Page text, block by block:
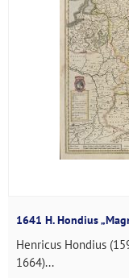
1641 H. Hondius
Henricus Hondius
1664)...